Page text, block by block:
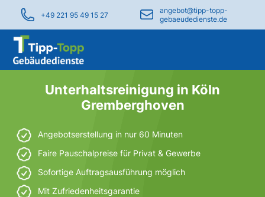
+49 221 95 49 15 27
angebot@tipp-topp-
gebaeudedienste.de
Unterhaltsreinigung in Köln
Gremberghoven
Angebotserstellung in nur 60 Minuten
Faire Pauschalpreise für Privat & Gewerbe
Sofortige Auftragsausführung möglich
Mit Zufriedenheitsgarantie